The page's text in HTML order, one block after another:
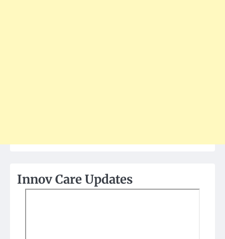
Innov Care Updates